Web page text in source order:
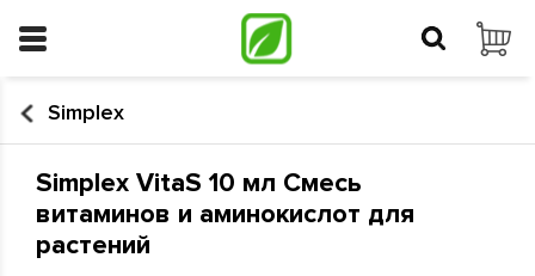
Simplex
Simplex VitaS 10 мл Смесь
витаминов и аминокислот для
растений